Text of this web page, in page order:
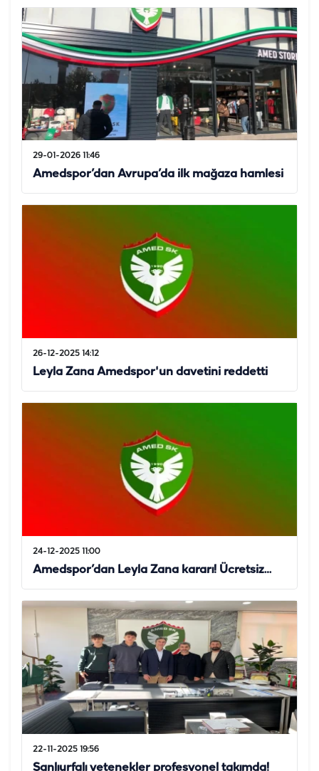
29-01-2026 11:46
Amedspor’dan Avrupa’da ilk mağaza hamlesi
26-12-2025 14:12
Leyla Zana Amedspor'un davetini reddetti
24-12-2025 11:00
Amedspor’dan Leyla Zana kararı! Ücretsiz…
22-11-2025 19:56
Şanlıurfalı yetenekler profesyonel takımda!